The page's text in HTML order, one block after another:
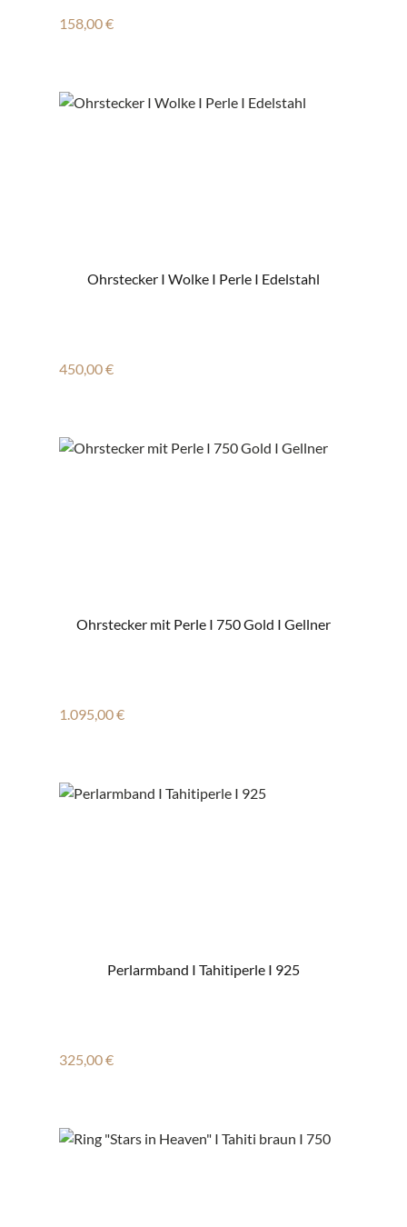
Regulärer Preis:
158,00 €
Ohrstecker I Wolke I Perle I Edelstahl
Regulärer Preis:
450,00 €
Ohrstecker mit Perle I 750 Gold I Gellner
Regulärer Preis:
1.095,00 €
Perlarmband I Tahitiperle I 925
Regulärer Preis:
325,00 €